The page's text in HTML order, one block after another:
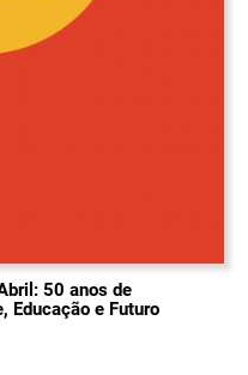
50 anos de
Educação e Futuro